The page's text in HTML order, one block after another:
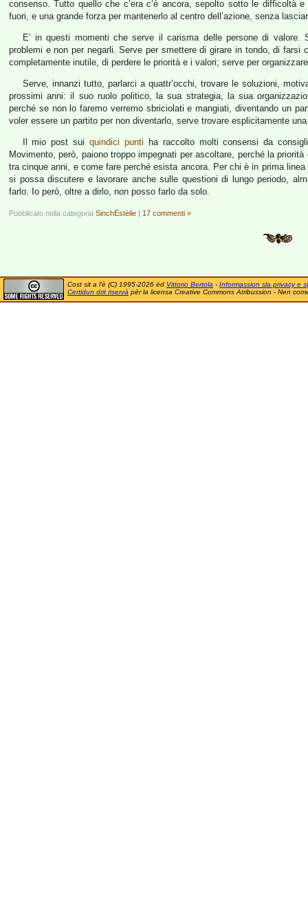
consenso. Tutto quello che c’era c’è ancora, sepolto sotto le difficoltà
fuori, e una grande forza per mantenerlo al centro dell’azione, senza
E’ in questi momenti che serve il carisma delle persone di
problemi e non per negarli. Serve per smettere di girare in tondo, di farsi
completamente inutile, di perdere le priorità e i valori; serve per
Serve, innanzi tutto, parlarci a quattr’occhi, trovare le soluzioni,
prossimi anni: il suo ruolo politico, la sua strategia, la sua
perché se non lo faremo verremo sbriciolati e mangiati, diventando un
voler essere un partito per non diventarlo, serve trovare esplicitamente
Il mio post suiquindici punti ha raccolto molti consensi da
Movimento, però, paiono troppo impegnati per ascoltare, perché la
tra cinque anni, e come fare perché esista ancora. Per chi è in prima
si possa discutere e lavorare anche sulle questioni di lungo periodo,
farlo. Io però, oltre a dirlo, non posso farlo da solo.
Pubblicato nella categoria SinchËstèile | 17 commenti »
Cost sit a l'è (C) 1995-2026 ëd Vittorio Bertola - Informassion sla privacy e
Certidun drit riservà për la licensa Creative Commons Atribussion - Nen